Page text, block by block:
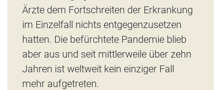
Ärzte dem Fortschreiten der Erkrankung
im Einzelfall nichts entgegenzusetzen
hatten. Die befürchtete Pandemie blieb
aber aus und seit mittlerweile über zehn
Jahren ist weltweit kein einziger Fall
mehr aufgetreten.